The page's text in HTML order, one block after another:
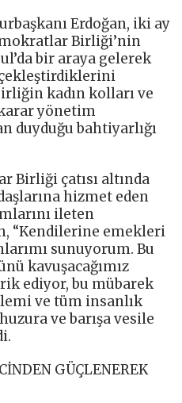
Erdoğan, iki ay
Birliği’nin
bir araya gelerek
kadın kolları ve
yönetim
duyduğu bahtiyarlığı
Birliği çatısı altında
hizmet eden
ileten
“Kendilerine emekleri
sunuyorum. Bu
kavuşacağımız
ediyor, bu mübarek
ve tüm insanlık
ve barışa vesile
GÜÇLENEREK